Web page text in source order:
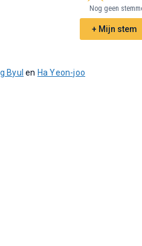
Nog geen
+ Mijn stem
Byul en Ha Yeon-joo